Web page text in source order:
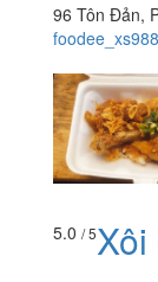
96 Tôn Đản,
5.0 / 5Xôi